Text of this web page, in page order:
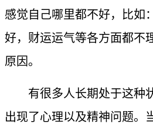
感觉自己哪里都不好，比如
好，财运运气等各方面都不
原因。
有很多人长期处于这种
出现了心理以及精神问题。